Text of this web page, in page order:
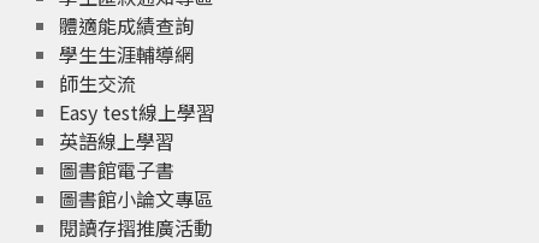
體適能成績查詢
學生生涯輔導網
師生交流
Easy test線上學習
英語線上學習
圖書館電子書
圖書館小論文專區
閱讀存摺推廣活動